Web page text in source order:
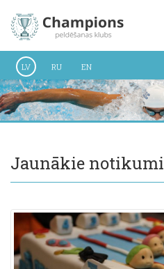
LV RU EN
Jaunākie notikumi